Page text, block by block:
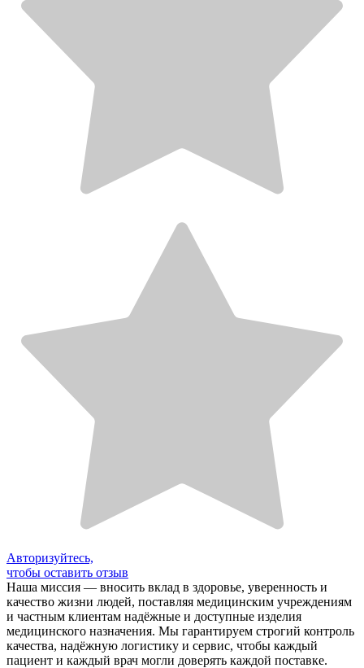
Авторизуйтесь,
чтобы оставить отзыв
Наша миссия — вносить вклад в здоровье, уверенность и
качество жизни людей, поставляя медицинским учреждениям
и частным клиентам надёжные и доступные изделия
медицинского назначения. Мы гарантируем строгий контроль
качества, надёжную логистику и сервис, чтобы каждый
пациент и каждый врач могли доверять каждой поставке.